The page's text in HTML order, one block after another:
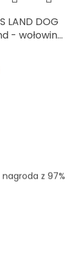
LAND DOG
- wołowina
5kg